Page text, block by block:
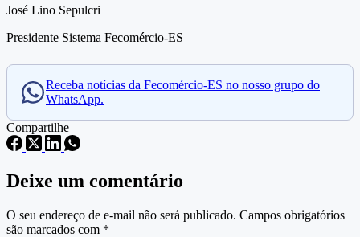
José Lino Sepulcri
Presidente Sistema Fecomércio-ES
Receba notícias da Fecomércio-ES no nosso grupo do
WhatsApp.
Compartilhe
Deixe um comentário
O seu endereço de e-mail não será publicado. Campos obrigatórios
são marcados com *